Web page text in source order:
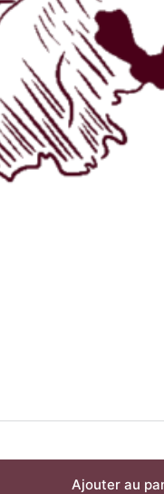
Ajouter au